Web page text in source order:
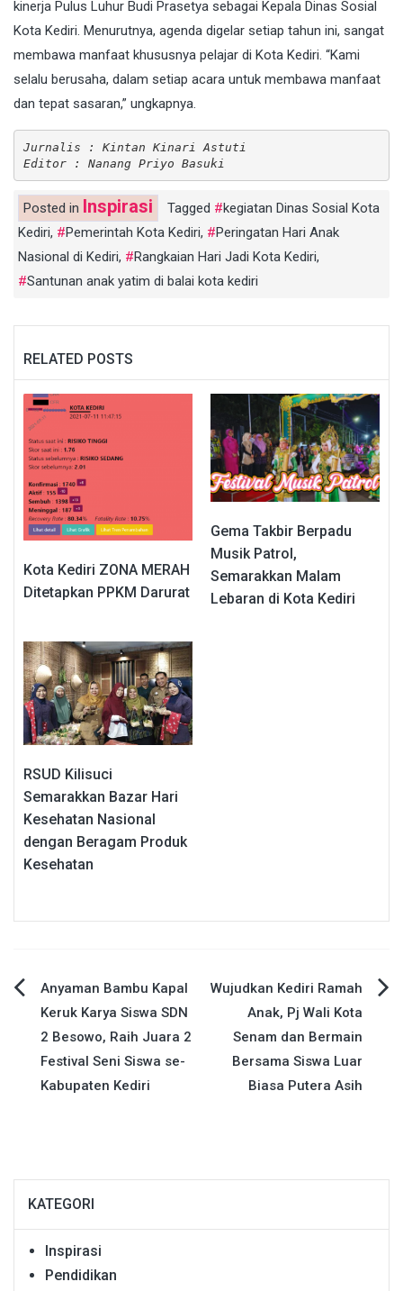
kinerja Pulus Luhur Budi Prasetya sebagai Kepala Dinas Sosial
Kota Kediri. Menurutnya, agenda digelar setiap tahun ini, sangat
membawa manfaat khususnya pelajar di Kota Kediri. “Kami
selalu berusaha, dalam setiap acara untuk membawa manfaat
dan tepat sasaran,” ungkapnya.
Jurnalis : Kintan Kinari Astuti
Editor : Nanang Priyo Basuki
Posted in Inspirasi Tagged
kegiatan Dinas Sosial Kota
Kediri, Pemerintah Kota Kediri,
Peringatan Hari Anak
Nasional di Kediri, Rangkaian Hari Jadi Kota Kediri,
Santunan anak yatim di balai kota kediri
RELATED POSTS
Kota Kediri ZONA MERAH
Ditetapkan PPKM Darurat
Gema Takbir Berpadu
Musik Patrol,
Semarakkan Malam
Lebaran di Kota Kediri
RSUD Kilisuci
Semarakkan Bazar Hari
Kesehatan Nasional
dengan Beragam Produk
Kesehatan
Navigasi
pos
Anyaman Bambu Kapal
Keruk Karya Siswa SDN
2 Besowo, Raih Juara 2
Festival Seni Siswa se-
Kabupaten Kediri
Wujudkan Kediri Ramah
Anak, Pj Wali Kota
Senam dan Bermain
Bersama Siswa Luar
Biasa Putera Asih
KATEGORI
Inspirasi
Pendidikan